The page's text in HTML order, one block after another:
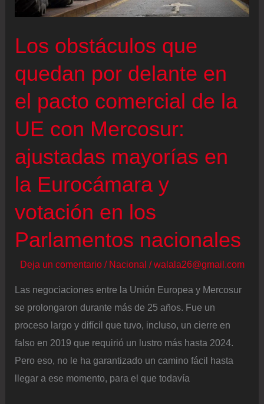
Los obstáculos que
quedan por delante en
el pacto comercial de la
UE con Mercosur:
ajustadas mayorías en
la Eurocámara y
votación en los
Parlamentos nacionales
Deja un comentario / Nacional /walala26@gmail.com
Las negociaciones entre la Unión Europea y Mercosur
se prolongaron durante más de 25 años. Fue un
proceso largo y difícil que tuvo, incluso, un cierre en
falso en 2019 que requirió un lustro más hasta 2024.
Pero eso, no le ha garantizado un camino fácil hasta
llegar a ese momento, para el que todavía